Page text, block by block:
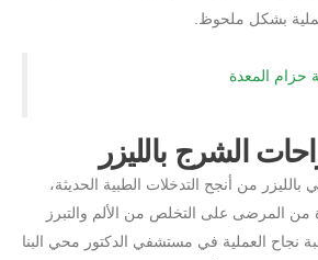
بشكل ملحوظ.
حزام المعدة
الشرج بالليزر
من أنجح التدخلات الطبية الحديثة،
المرضى على التخلص من الألم والتبرز
العملية في مستشفي الدكتور محي البنا